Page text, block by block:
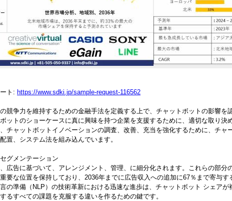
ト: https://www.sdki.jp/sample-request-116562
競争力を維持するための金融手法を定義する上で、チャットボットの影響を
ットのショーケースに真に興味を持つ企業を支援するために、適切な取り決
チャットボットイノベーションの調査、改善、充当を強化するために、チャ
置、システム法を組み込んでいます。
グメンテーション
広告に基づいて、アレンジメント、管理、に細分化されます。これらの部分
要な位置を保持しており、2036年までに広告収入への追加に67％まで寄与す
の準備（NLP）の技術革新における迅速な進歩は、チャットボット シェアが
るすべての課題を克服する違いを作るための鍵です。